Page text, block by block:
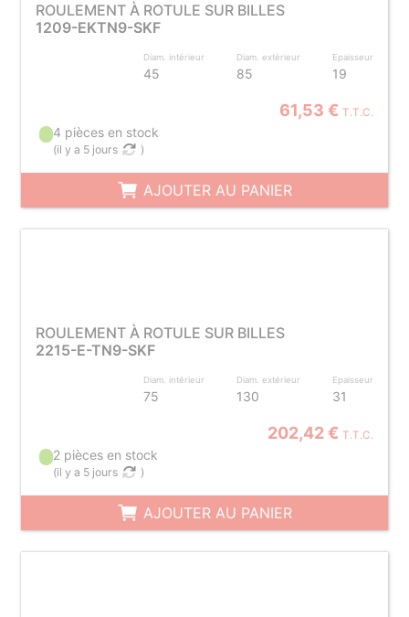
ROULEMENT À ROTULE SUR BILLES
1209-EKTN9-SKF
Diam. intérieur
45
Diam. extérieur
85
Epaisseur
19
61,53 € T.T.C.
4 pièces en stock
(il y a 5 jours )
AJOUTER AU PANIER
ROULEMENT À ROTULE SUR BILLES
2215-E-TN9-SKF
Diam. intérieur
75
Diam. extérieur
130
Epaisseur
31
202,42 € T.T.C.
2 pièces en stock
(il y a 5 jours )
AJOUTER AU PANIER